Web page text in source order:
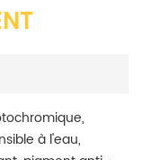
à l'eau,